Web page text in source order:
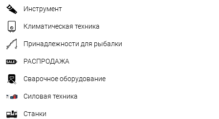
Инструмент
Климатическая техника
Принадлежности для рыбалки
РАСПРОДАЖА
Сварочное оборудование
Силовая техника
Станки